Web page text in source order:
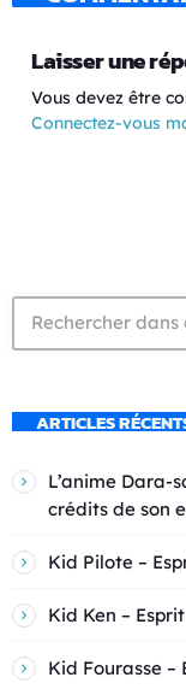
Laisser une
Vous devez être
Connectez-vous
ARTICLES
L’anime Dara-
crédits de son
Kid Pilote –
Kid Ken –
Kid Fourasse